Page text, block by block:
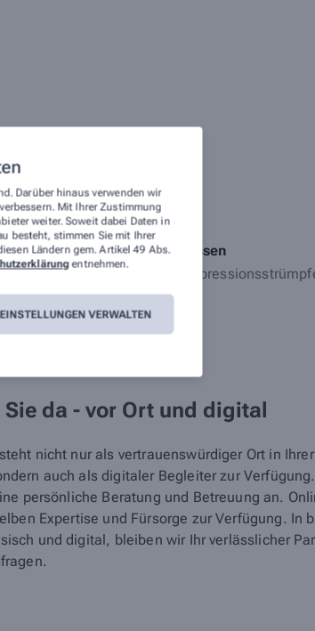
Darüber hinaus verwenden wir
Mit Ihrer Zustimmung
weiter. Soweit dabei Daten in
besteht, stimmen Sie mit Ihrer
Ländern gem. Artikel 49 Abs.
entnehmen.
EINSTELLUNGEN VERWALTEN
zur Seite stehen.
Anmessen
da - vor Ort und digital
nicht nur als vertrauenswürdiger Ort in Ihrer
auch als digitaler Begleiter zur
persönliche Beratung und Betreuung an.
Expertise und Fürsorge zur Verfügung. In
und digital, bleiben wir Ihr verlässlicher